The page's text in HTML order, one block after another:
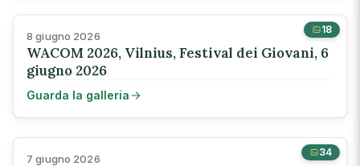
18
8 giugno 2026
WACOM 2026, Vilnius, Festival dei Giovani, 6
giugno 2026
Guarda la galleria
34
7 giugno 2026